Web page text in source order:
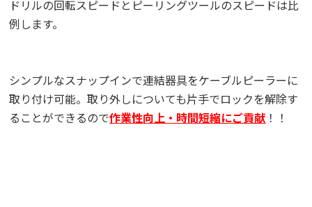
ドリルの回転スピードとピーリングツールのスピードは比
例します。
シンプルなスナップインで連結器具をケーブルピーラーに
取り付け可能。取り外しについても片手でロックを解除す
ることができるので作業性向上・時間短縮にご貢献 ！！